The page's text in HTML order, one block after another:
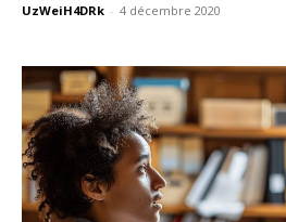
UzWeiH4DRk - 4 décembre 2020